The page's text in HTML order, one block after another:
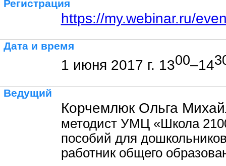
Регистрация
https://my.webinar.ru/
Дата и время
1 июня 2017 г. 1300–14
Ведущий
Корчемлюк Ольга
методист УМЦ «Школа
пособий для
работник общего